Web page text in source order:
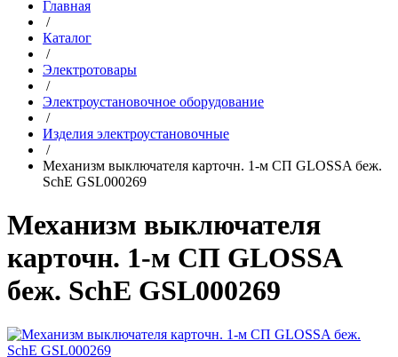
Главная
/
Каталог
/
Электротовары
/
Электроустановочное оборудование
/
Изделия электроустановочные
/
Механизм выключателя карточн. 1-м СП GLOSSA беж.
SchE GSL000269
Механизм выключателя
карточн. 1-м СП GLOSSA
беж. SchE GSL000269